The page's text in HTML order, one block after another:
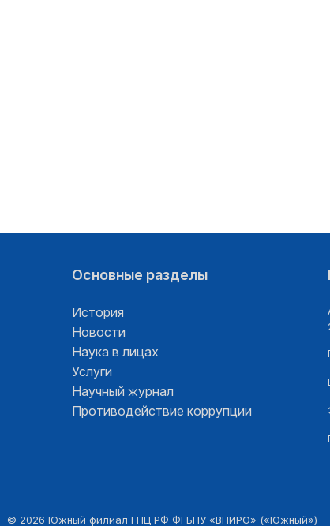
Основные разделы
История
Новости
Наука в лицах
Услуги
Научный журнал
Противодействие коррупции
© 2026 Южный филиал ГНЦ РФ ФГБНУ «ВНИРО» («Южный»)